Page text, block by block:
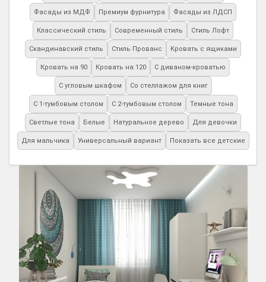
Фасады из МДФ Премиум фурнитура Фасады из ЛДСП
Классический стиль Современный стиль Стиль Лофт
Скандинавский стиль Стиль Прованс Кровать с ящиками
Кровать на 90 Кровать на 120 С диваном-кроватью
С угловым шкафом Со стеллажом для книг
С 1-тумбовым столом С 2-тумбовым столом Темные тона
Светлые тона Белые Натуральное дерево Для девочки
Для мальчика Универсальный вариант Показать все детские